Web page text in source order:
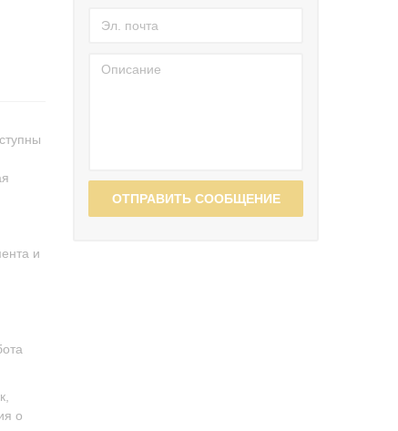
и
о
ОТПРАВИТЬ СООБЩЕНИЕ